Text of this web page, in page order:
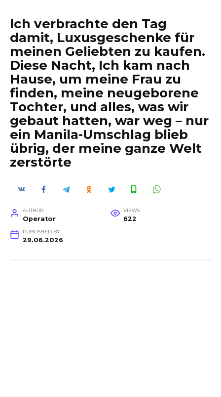
Ich verbrachte den Tag
damit, Luxusgeschenke für
meinen Geliebten zu kaufen.
Diese Nacht, Ich kam nach
Hause, um meine Frau zu
finden, meine neugeborene
Tochter, und alles, was wir
gebaut hatten, war weg – nur
ein Manila-Umschlag blieb
übrig, der meine ganze Welt
zerstörte
AUTHOR
Operator
VIEWS
622
PUBLISHED BY
29.06.2026